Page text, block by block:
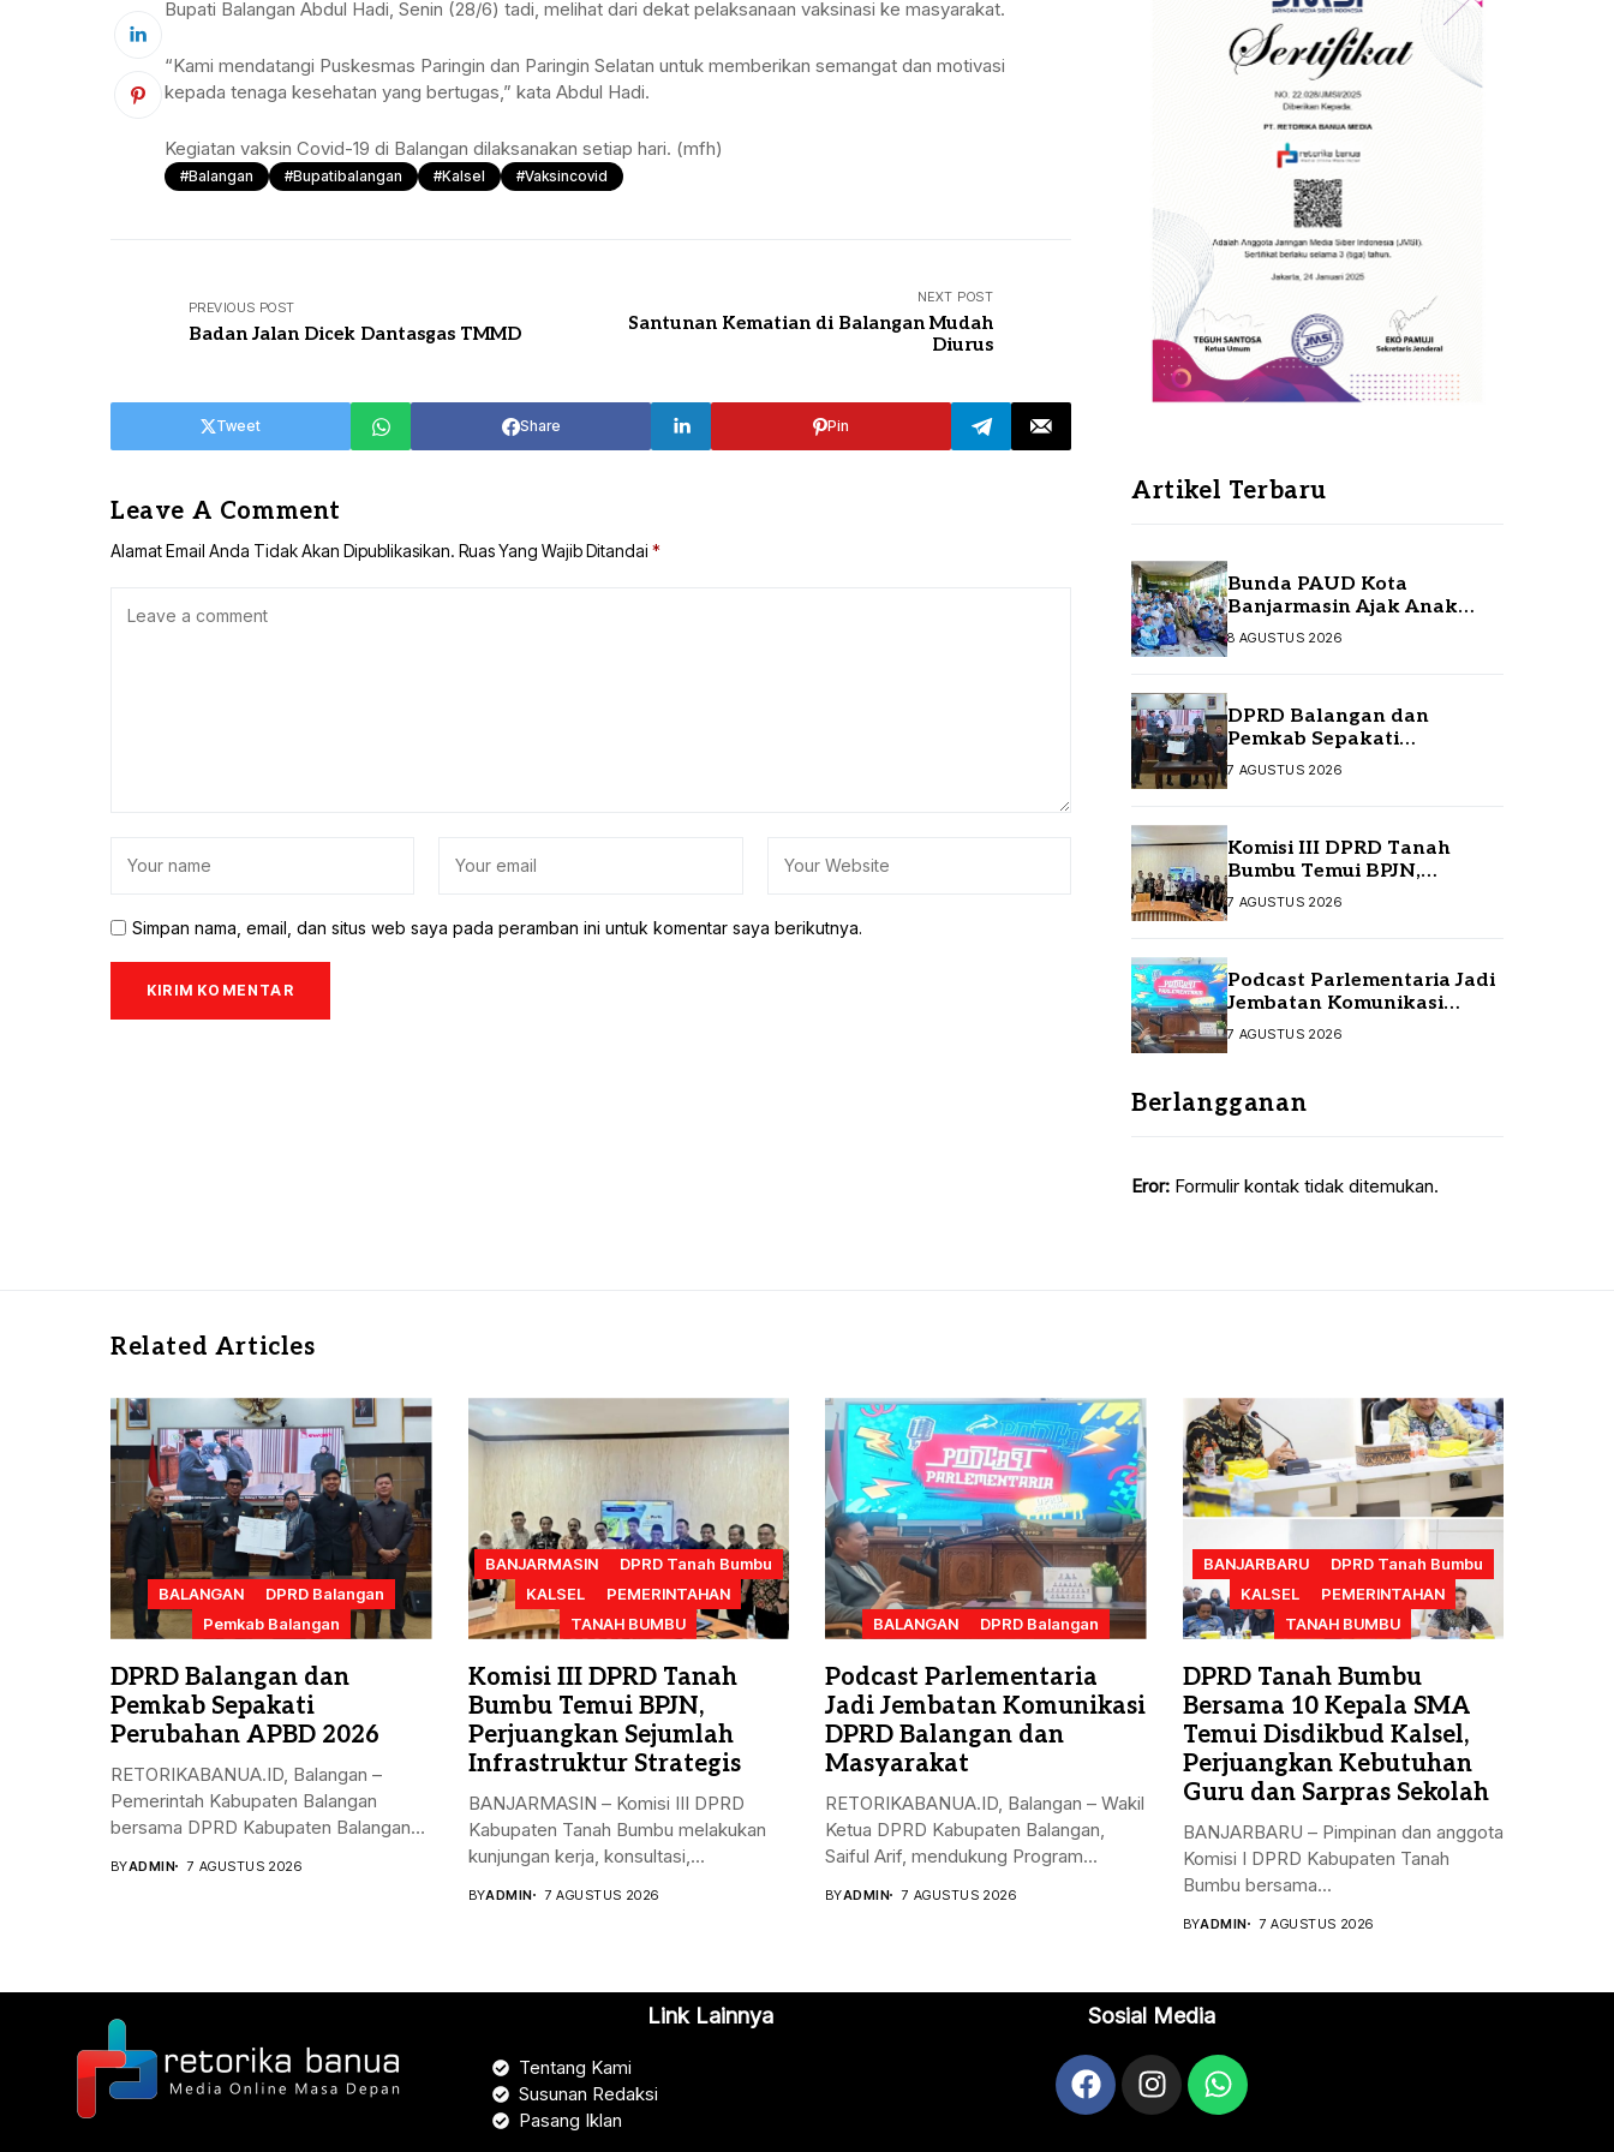
TANAH BUMBU
BALANGAN
TANAH LAUT
TABALONG
TANAH LAUT
Bupati Balangan Abdul Hadi, Senin (28/6) tadi, melihat dari dekat pelaksanaan vaksinasi ke masyarakat.
“Kami mendatangi Puskesmas Paringin dan Paringin Selatan untuk memberikan semangat dan motivasi
kepada tenaga kesehatan yang bertugas,” kata Abdul Hadi.
Kegiatan vaksin Covid-19 di Balangan dilaksanakan setiap hari. (mfh)
#balangan #Bupatibalangan #Kalsel #vaksincovid
PREVIOUS POST
Badan Jalan Dicek Dantasgas TMMD
NEXT POST
Santunan Kematian di Balangan Mudah
Diurus
Share
Tweet Pin
Leave A Comment
Alamat Email Anda Tidak Akan Dipublikasikan. Ruas Yang Wajib Ditandai *
Simpan nama, email, dan situs web saya pada peramban ini untuk komentar saya berikutnya.
Artikel Terbaru
Bunda PAUD Kota
Banjarmasin Ajak Anak
Jelajah Literasi di Taman
8 AGUSTUS 2026
DPRD Balangan dan
Pemkab Sepakati
Perubahan APBD 2026
7 AGUSTUS 2026
Komisi III DPRD Tanah
Bumbu Temui BPJN,
Perjuangkan Sejumlah
7 AGUSTUS 2026
Podcast Parlementaria Jadi
Jembatan Komunikasi
DPRD Balangan dan
7 AGUSTUS 2026
Berlangganan
Eror: Formulir kontak tidak ditemukan.
Related Articles
BALANGAN
DPRD Balangan
Pemkab Balangan
DPRD Balangan dan
Pemkab Sepakati
Perubahan APBD 2026
RETORIKABANUA.ID, Balangan –
Pemerintah Kabupaten Balangan
bersama DPRD Kabupaten Balangan
BYADMIN 7 AGUSTUS 2026
BANJARMASIN
DPRD Tanah Bumbu
KALSEL
PEMERINTAHAN
TANAH BUMBU
Komisi III DPRD Tanah
Bumbu Temui BPJN,
Perjuangkan Sejumlah
Infrastruktur Strategis
BANJARMASIN – Komisi III DPRD
Kabupaten Tanah Bumbu melakukan
kunjungan kerja, konsultasi,...
BYADMIN 7 AGUSTUS 2026
BALANGAN DPRD Balangan
Podcast Parlementaria
Jadi Jembatan Komunikasi
DPRD Balangan dan
Masyarakat
RETORIKABANUA.ID, Balangan – Wakil
Ketua DPRD Kabupaten Balangan,
Saiful Arif, mendukung Program...
BYADMIN 7 AGUSTUS 2026
BANJARBARU
DPRD Tanah Bumbu
KALSEL
PEMERINTAHAN
TANAH BUMBU
DPRD Tanah Bumbu
Bersama 10 Kepala SMA
Temui Disdikbud Kalsel,
Perjuangkan Kebutuhan
Guru dan Sarpras Sekolah
BANJARBARU – Pimpinan dan anggota
Komisi I DPRD Kabupaten Tanah
Bumbu bersama...
BYADMIN 7 AGUSTUS 2026
Link Lainnya
Tentang Kami
Susunan Redaksi
Pasang Iklan
Sosial Media